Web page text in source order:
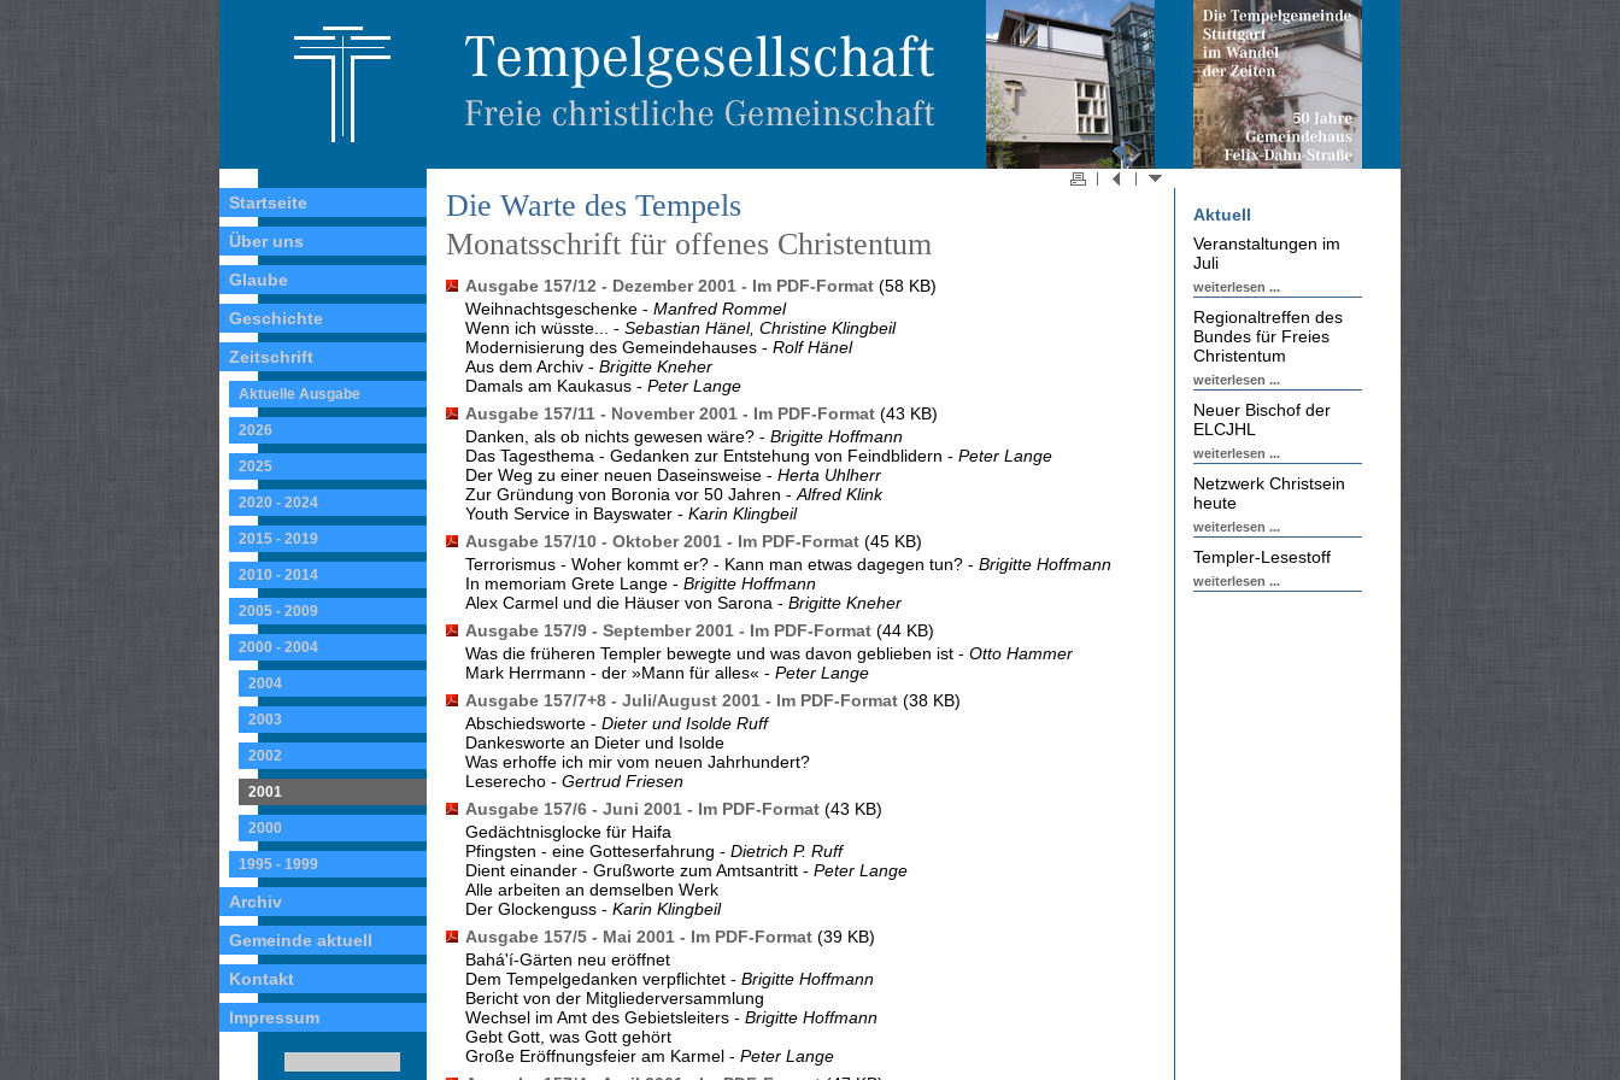
Startseite
Über uns
Glaube
Geschichte
Zeitschrift
Aktuelle Ausgabe
2026
2025
2020 - 2024
2015 - 2019
2010 - 2014
2005 - 2009
2000 - 2004
2004
2003
2002
2001
2000
1995 - 1999
Archiv
Gemeinde aktuell
Kontakt
Impressum
Die Warte des Tempels
Monatsschrift für offenes Christentum
Ausgabe 157/12 - Dezember 2001 - Im PDF-Format (58 KB)
Weihnachtsgeschenke - Manfred Rommel
Wenn ich wüsste... - Sebastian Hänel, Christine Klingbeil
Modernisierung des Gemeindehauses - Rolf Hänel
Aus dem Archiv - Brigitte Kneher
Damals am Kaukasus - Peter Lange
Ausgabe 157/11 - November 2001 - Im PDF-Format (43 KB)
Danken, als ob nichts gewesen wäre? - Brigitte Hoffmann
Das Tagesthema - Gedanken zur Entstehung von Feindblidern - Peter Lange
Der Weg zu einer neuen Daseinsweise - Herta Uhlherr
Zur Gründung von Boronia vor 50 Jahren - Alfred Klink
Youth Service in Bayswater - Karin Klingbeil
Ausgabe 157/10 - Oktober 2001 - Im PDF-Format (45 KB)
Terrorismus - Woher kommt er? - Kann man etwas dagegen tun? - Brigitte Hoffmann
In memoriam Grete Lange - Brigitte Hoffmann
Alex Carmel und die Häuser von Sarona - Brigitte Kneher
Ausgabe 157/9 - September 2001 - Im PDF-Format (44 KB)
Was die früheren Templer bewegte und was davon geblieben ist - Otto Hammer
Mark Herrmann - der »Mann für alles« - Peter Lange
Ausgabe 157/7+8 - Juli/August 2001 - Im PDF-Format (38 KB)
Abschiedsworte - Dieter und Isolde Ruff
Dankesworte an Dieter und Isolde
Was erhoffe ich mir vom neuen Jahrhundert?
Leserecho - Gertrud Friesen
Ausgabe 157/6 - Juni 2001 - Im PDF-Format (43 KB)
Gedächtnisglocke für Haifa
Pfingsten - eine Gotteserfahrung - Dietrich P. Ruff
Dient einander - Grußworte zum Amtsantritt - Peter Lange
Alle arbeiten an demselben Werk
Der Glockenguss - Karin Klingbeil
Ausgabe 157/5 - Mai 2001 - Im PDF-Format (39 KB)
Bahá'í-Gärten neu eröffnet
Dem Tempelgedanken verpflichtet - Brigitte Hoffmann
Bericht von der Mitgliederversammlung
Wechsel im Amt des Gebietsleiters - Brigitte Hoffmann
Gebt Gott, was Gott gehört
Große Eröffnungsfeier am Karmel - Peter Lange
Aktuell
Veranstaltungen im
Juli
weiterlesen ...
Regionaltreffen des
Bundes für Freies
Christentum
weiterlesen ...
Neuer Bischof der
ELCJHL
weiterlesen ...
Netzwerk Christsein
heute
weiterlesen ...
Templer-Lesestoff
weiterlesen ...